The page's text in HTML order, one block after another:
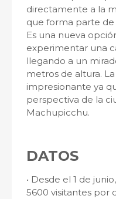
directamente a la
que forma parte
Es una nueva
experimentar una
llegando a un
metros de altura.
impresionante ya
perspectiva de la
Machupicchu.
DATOS
• Desde el 1 de
5600 visitantes por